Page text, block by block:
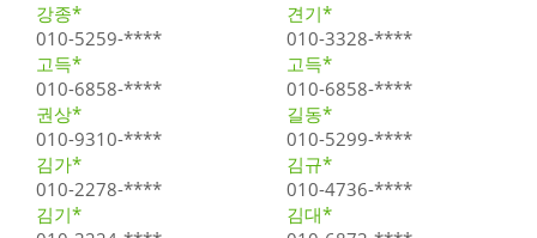
강종*
010-5259-****
견기*
010-3328-****
고득*
010-6858-****
고득*
010-6858-****
권상*
010-9310-****
길동*
010-5299-****
김가*
010-2278-****
김규*
010-4736-****
김기*
김대*